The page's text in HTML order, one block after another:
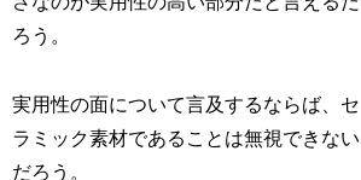
ろう。
実用性の面について言及するならば、セ
ラミック素材であることは無視できない
だろう。